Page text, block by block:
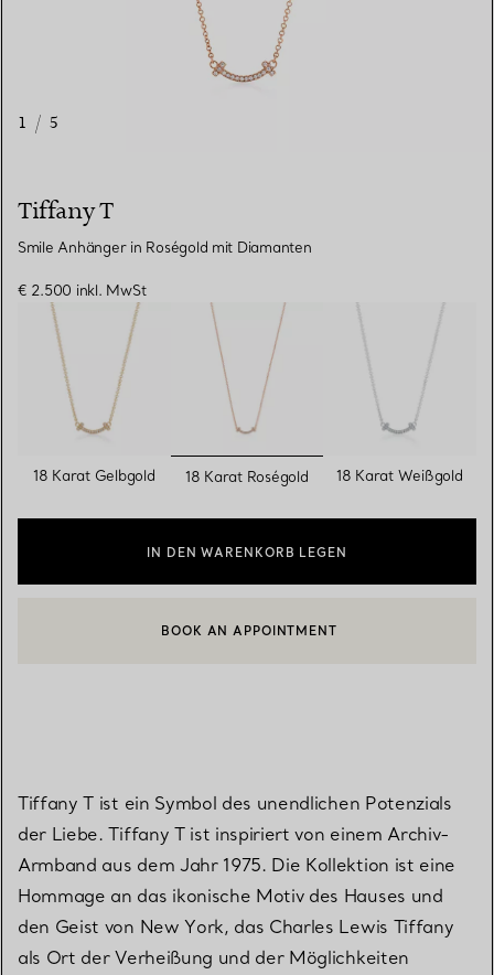
1 / 5
Tiffany T
Smile Anhänger in Roségold mit Diamanten
€ 2.500 inkl. MwSt
18 Karat Gelbgold ausgewählt
18 Karat Roségold 18 Karat Weißgold
IN DEN WARENKORB LEGEN
EINEN KUNDENBERATER KONTAKTIEREN ODER EINEN
BOOK AN APPOINTMENT
Tiffany T ist ein Symbol des unendlichen Potenzials
der Liebe. Tiffany T ist inspiriert von einem Archiv-
Armband aus dem Jahr 1975. Die Kollektion ist eine
Hommage an das ikonische Motiv des Hauses und
den Geist von New York, das Charles Lewis Tiffany
als Ort der Verheißung und der Möglichkeiten